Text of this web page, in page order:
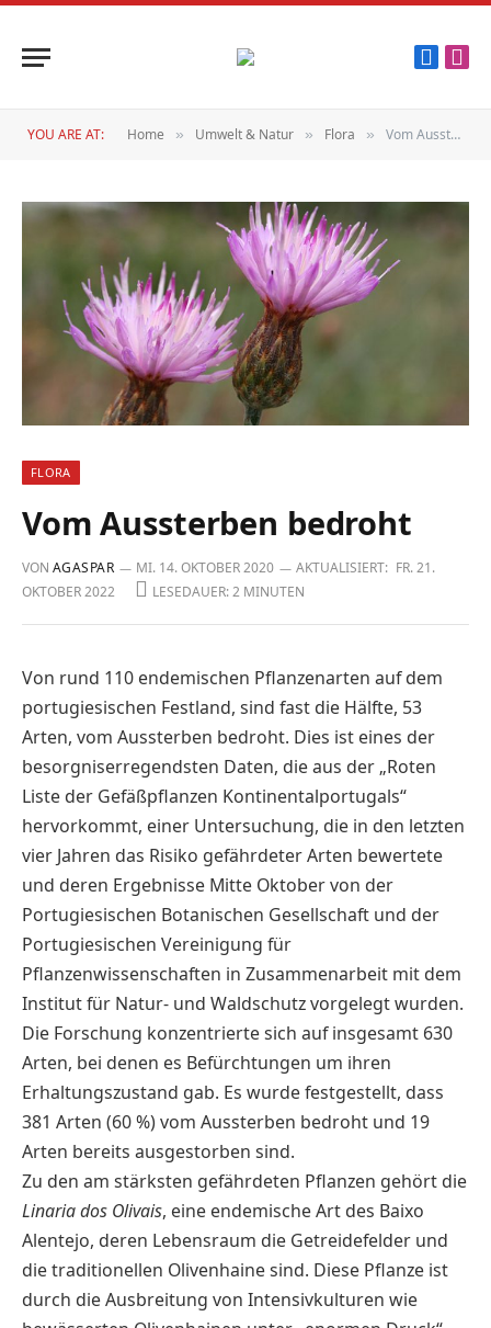
YOU ARE AT: Home » Umwelt & Natur » Flora » Vom Aussterben bedroht
FLORA
Vom Aussterben bedroht
VON AGASPAR MI. 14. OKTOBER 2020 AKTUALISIERT: FR. 21.
OKTOBER 2022
LESEDAUER: 2 MINUTEN
Von rund 110 endemischen Pflanzenarten auf dem
portugiesischen Festland, sind fast die Hälfte, 53
Arten, vom Aussterben bedroht. Dies ist eines der
besorgniserregendsten Daten, die aus der „Roten
Liste der Gefäßpflanzen Kontinentalportugals“
hervorkommt, einer Untersuchung, die in den letzten
vier Jahren das Risiko gefährdeter Arten bewertete
und deren Ergebnisse Mitte Oktober von der
Portugiesischen Botanischen Gesellschaft und der
Portugiesischen Vereinigung für
Pflanzenwissenschaften in Zusammenarbeit mit dem
Institut für Natur- und Waldschutz vorgelegt wurden.
Die Forschung konzentrierte sich auf insgesamt 630
Arten, bei denen es Befürchtungen um ihren
Erhaltungszustand gab. Es wurde festgestellt, dass
381 Arten (60 %) vom Aussterben bedroht und 19
Arten bereits ausgestorben sind.
Zu den am stärksten gefährdeten Pflanzen gehört die
Linaria dos Olivais, eine endemische Art des Baixo
Alentejo, deren Lebensraum die Getreidefelder und
die traditionellen Olivenhaine sind. Diese Pflanze ist
durch die Ausbreitung von Intensivkulturen wie